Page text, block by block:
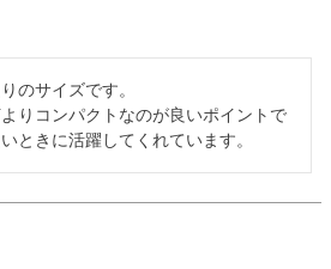
のサイズです。
りコンパクトなのが良いポイントで
ときに活躍してくれています。